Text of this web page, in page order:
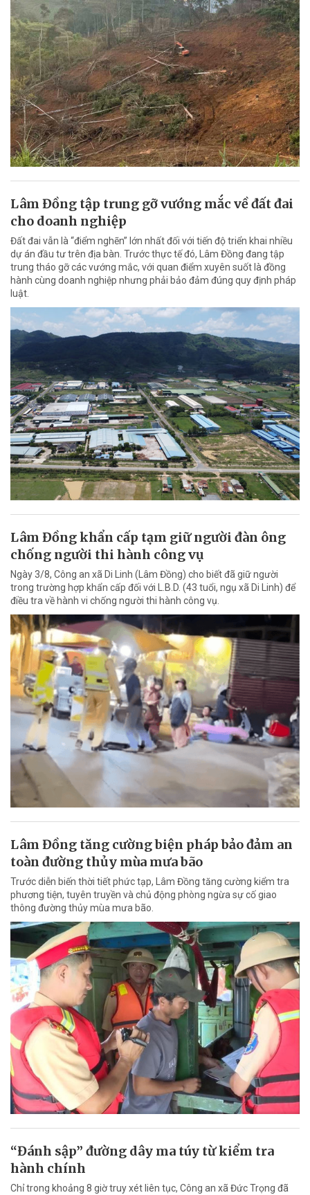
Lâm Đồng tập trung gỡ vướng mắc về đất đai
cho doanh nghiệp
Đất đai vẫn là “điểm nghẽn” lớn nhất đối với tiến độ triển khai nhiều
dự án đầu tư trên địa bàn. Trước thực tế đó, Lâm Đồng đang tập
trung tháo gỡ các vướng mắc, với quan điểm xuyên suốt là đồng
hành cùng doanh nghiệp nhưng phải bảo đảm đúng quy định pháp
luật.
Lâm Đồng khẩn cấp tạm giữ người đàn ông
chống người thi hành công vụ
Ngày 3/8, Công an xã Di Linh (Lâm Đồng) cho biết đã giữ người
trong trường hợp khẩn cấp đối với L.B.D. (43 tuổi, ngụ xã Di Linh) để
điều tra về hành vi chống người thi hành công vụ.
Lâm Đồng tăng cường biện pháp bảo đảm an
toàn đường thủy mùa mưa bão
Trước diễn biến thời tiết phức tạp, Lâm Đồng tăng cường kiểm tra
phương tiện, tuyên truyền và chủ động phòng ngừa sự cố giao
thông đường thủy mùa mưa bão.
“Đánh sập” đường dây ma túy từ kiểm tra
hành chính
Chỉ trong khoảng 8 giờ truy xét liên tục, Công an xã Đức Trọng đã